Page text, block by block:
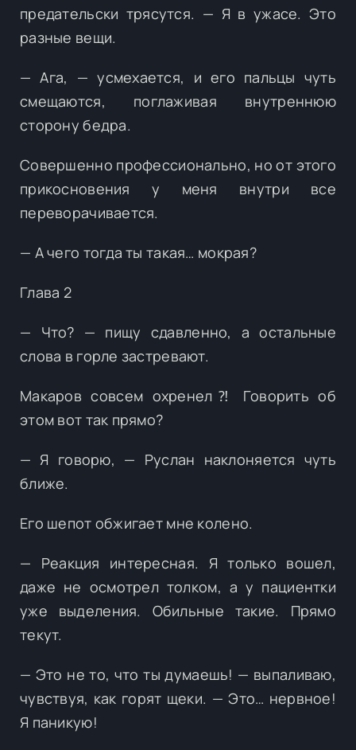
предательски трясутся. — Я в ужасе. Это
разные вещи.
— Ага, — усмехается, и его пальцы чуть
смещаются, поглаживая внутреннюю
сторону бедра.
Совершенно профессионально, но от этого
прикосновения у меня внутри все
переворачивается.
— А чего тогда ты такая… мокрая?
Глава 2
— Что? — пищу сдавленно, а остальные
слова в горле застревают.
Макаров совсем охренел⁈ Говорить об
этом вот так прямо?
— Я говорю, — Руслан наклоняется чуть
ближе.
Его шепот обжигает мне колено.
— Реакция интересная. Я только вошел,
даже не осмотрел толком, а у пациентки
уже выделения. Обильные такие. Прямо
текут.
— Это не то, что ты думаешь! — выпаливаю,
чувствуя, как горят щеки. — Это… нервное!
Я паникую!